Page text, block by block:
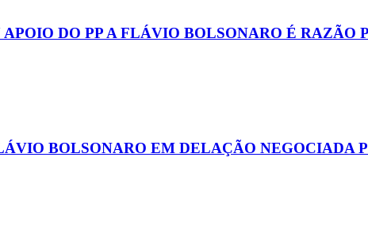
DO PP A FLÁVIO BOLSONARO É
BOLSONARO EM DELAÇÃO NEGOCIADA